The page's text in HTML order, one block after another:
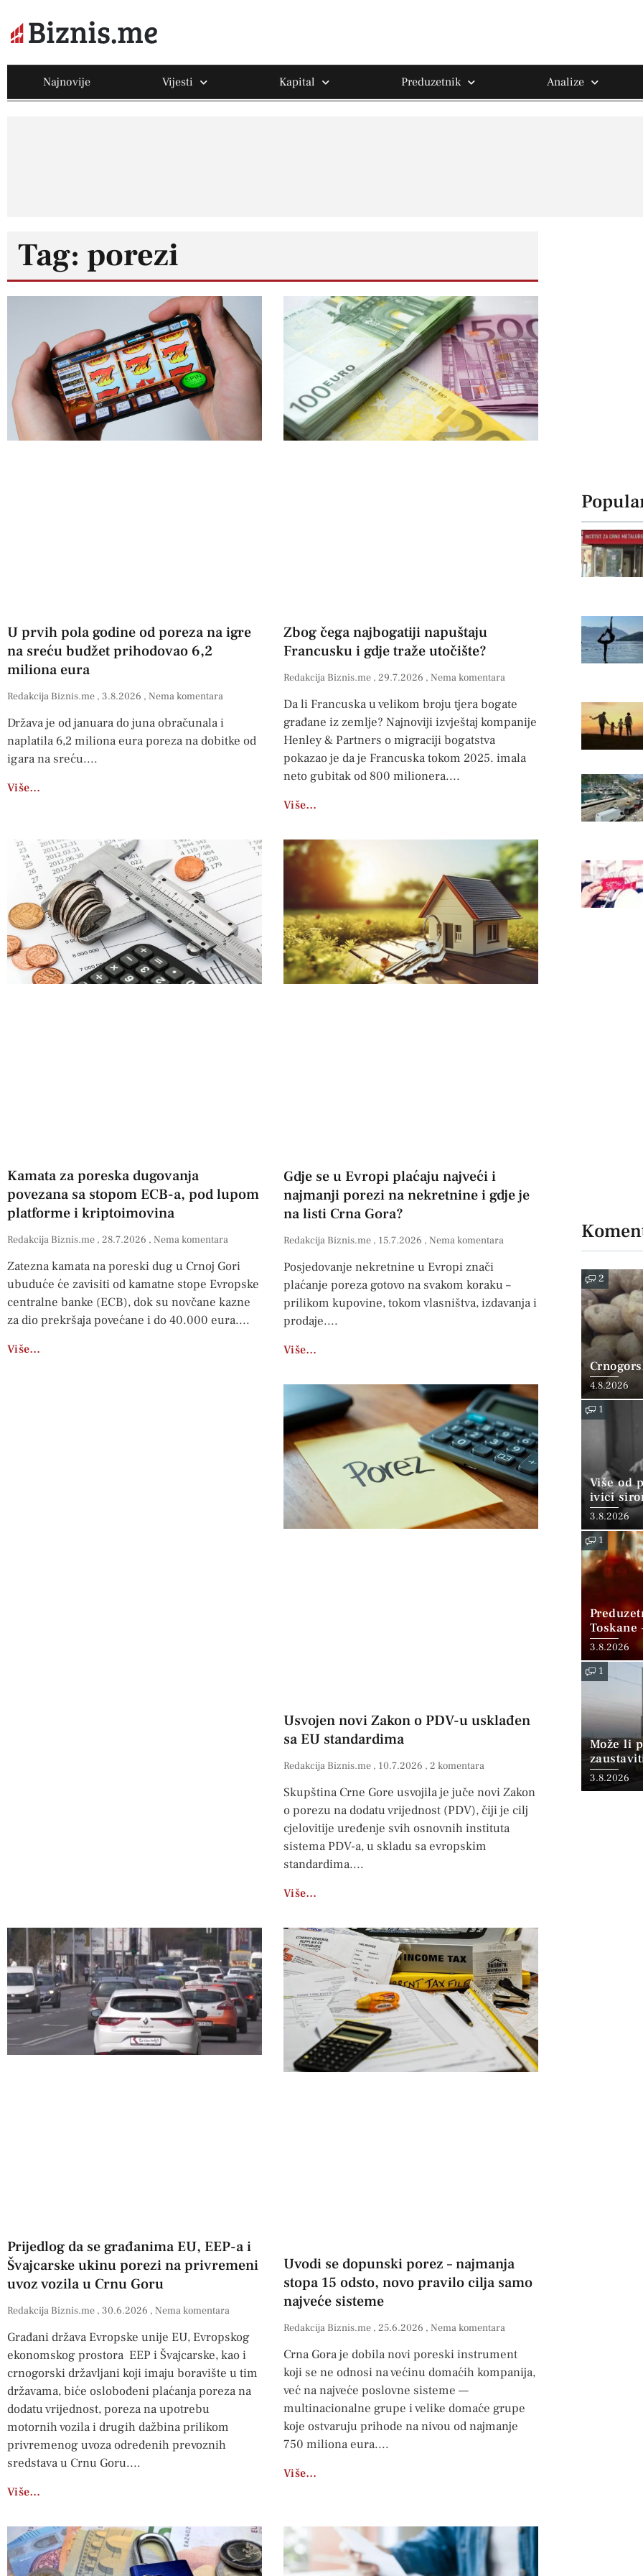
Najnovije Vijesti Kapital Preduzetnik Analize
Tag: porezi
U prvih pola godine od poreza na igre
na sreću budžet prihodovao 6,2
miliona eura
Redakcija Biznis.me 3.8.2026 Nema komentara
Država je od januara do juna obračunala i
naplatila 6,2 miliona eura poreza na dobitke od
igara na sreću.
Više…
Zbog čega najbogatiji napuštaju
Francusku i gdje traže utočište?
Redakcija Biznis.me 29.7.2026 Nema komentara
Da li Francuska u velikom broju tjera bogate
građane iz zemlje? Najnoviji izvještaj kompanije
Henley & Partners o migraciji bogatstva
pokazao je da je Francuska tokom 2025. imala
neto gubitak od 800 milionera.
Više…
Kamata za poreska dugovanja
povezana sa stopom ECB-a, pod lupom
platforme i kriptoimovina
Redakcija Biznis.me 28.7.2026 Nema komentara
Zatezna kamata na poreski dug u Crnoj Gori
ubuduće će zavisiti od kamatne stope Evropske
centralne banke (ECB), dok su novčane kazne
za dio prekršaja povećane i do 40.000 eura.
Više…
Gdje se u Evropi plaćaju najveći i
najmanji porezi na nekretnine i gdje je
na listi Crna Gora?
Redakcija Biznis.me 15.7.2026 Nema komentara
Posjedovanje nekretnine u Evropi znači
plaćanje poreza gotovo na svakom koraku –
prilikom kupovine, tokom vlasništva, izdavanja i
prodaje.
Više…
Usvojen novi Zakon o PDV-u usklađen
sa EU standardima
Redakcija Biznis.me 10.7.2026 2 komentara
Skupština Crne Gore usvojila je juče novi Zakon
o porezu na dodatu vrijednost (PDV), čiji je cilj
cjelovitije uređenje svih osnovnih instituta
sistema PDV-a, u skladu sa evropskim
standardima.
Više…
Prijedlog da se građanima EU, EEP-a i
Švajcarske ukinu porezi na privremeni
uvoz vozila u Crnu Goru
Redakcija Biznis.me 30.6.2026 Nema komentara
Građani država Evropske unije EU, Evropskog
ekonomskog prostora EEP i Švajcarske, kao i
crnogorski državljani koji imaju boravište u tim
državama, biće oslobođeni plaćanja poreza na
dodatu vrijednost, poreza na upotrebu
motornih vozila i drugih dažbina prilikom
privremenog uvoza određenih prevoznih
sredstava u Crnu Goru.
Više…
Uvodi se dopunski porez – najmanja
stopa 15 odsto, novo pravilo cilja samo
najveće sisteme
Redakcija Biznis.me 25.6.2026 Nema komentara
Crna Gora je dobila novi poreski instrument
koji se ne odnosi na većinu domaćih kompanija,
već na najveće poslovne sisteme —
multinacionalne grupe i velike domaće grupe
koje ostvaruju prihode na nivou od najmanje
750 miliona eura.
Više…
2
4.8.2026
1
Više od
ivici
3.8.2026
1
Gore
3.8.2026
1
Može li
3.8.2026